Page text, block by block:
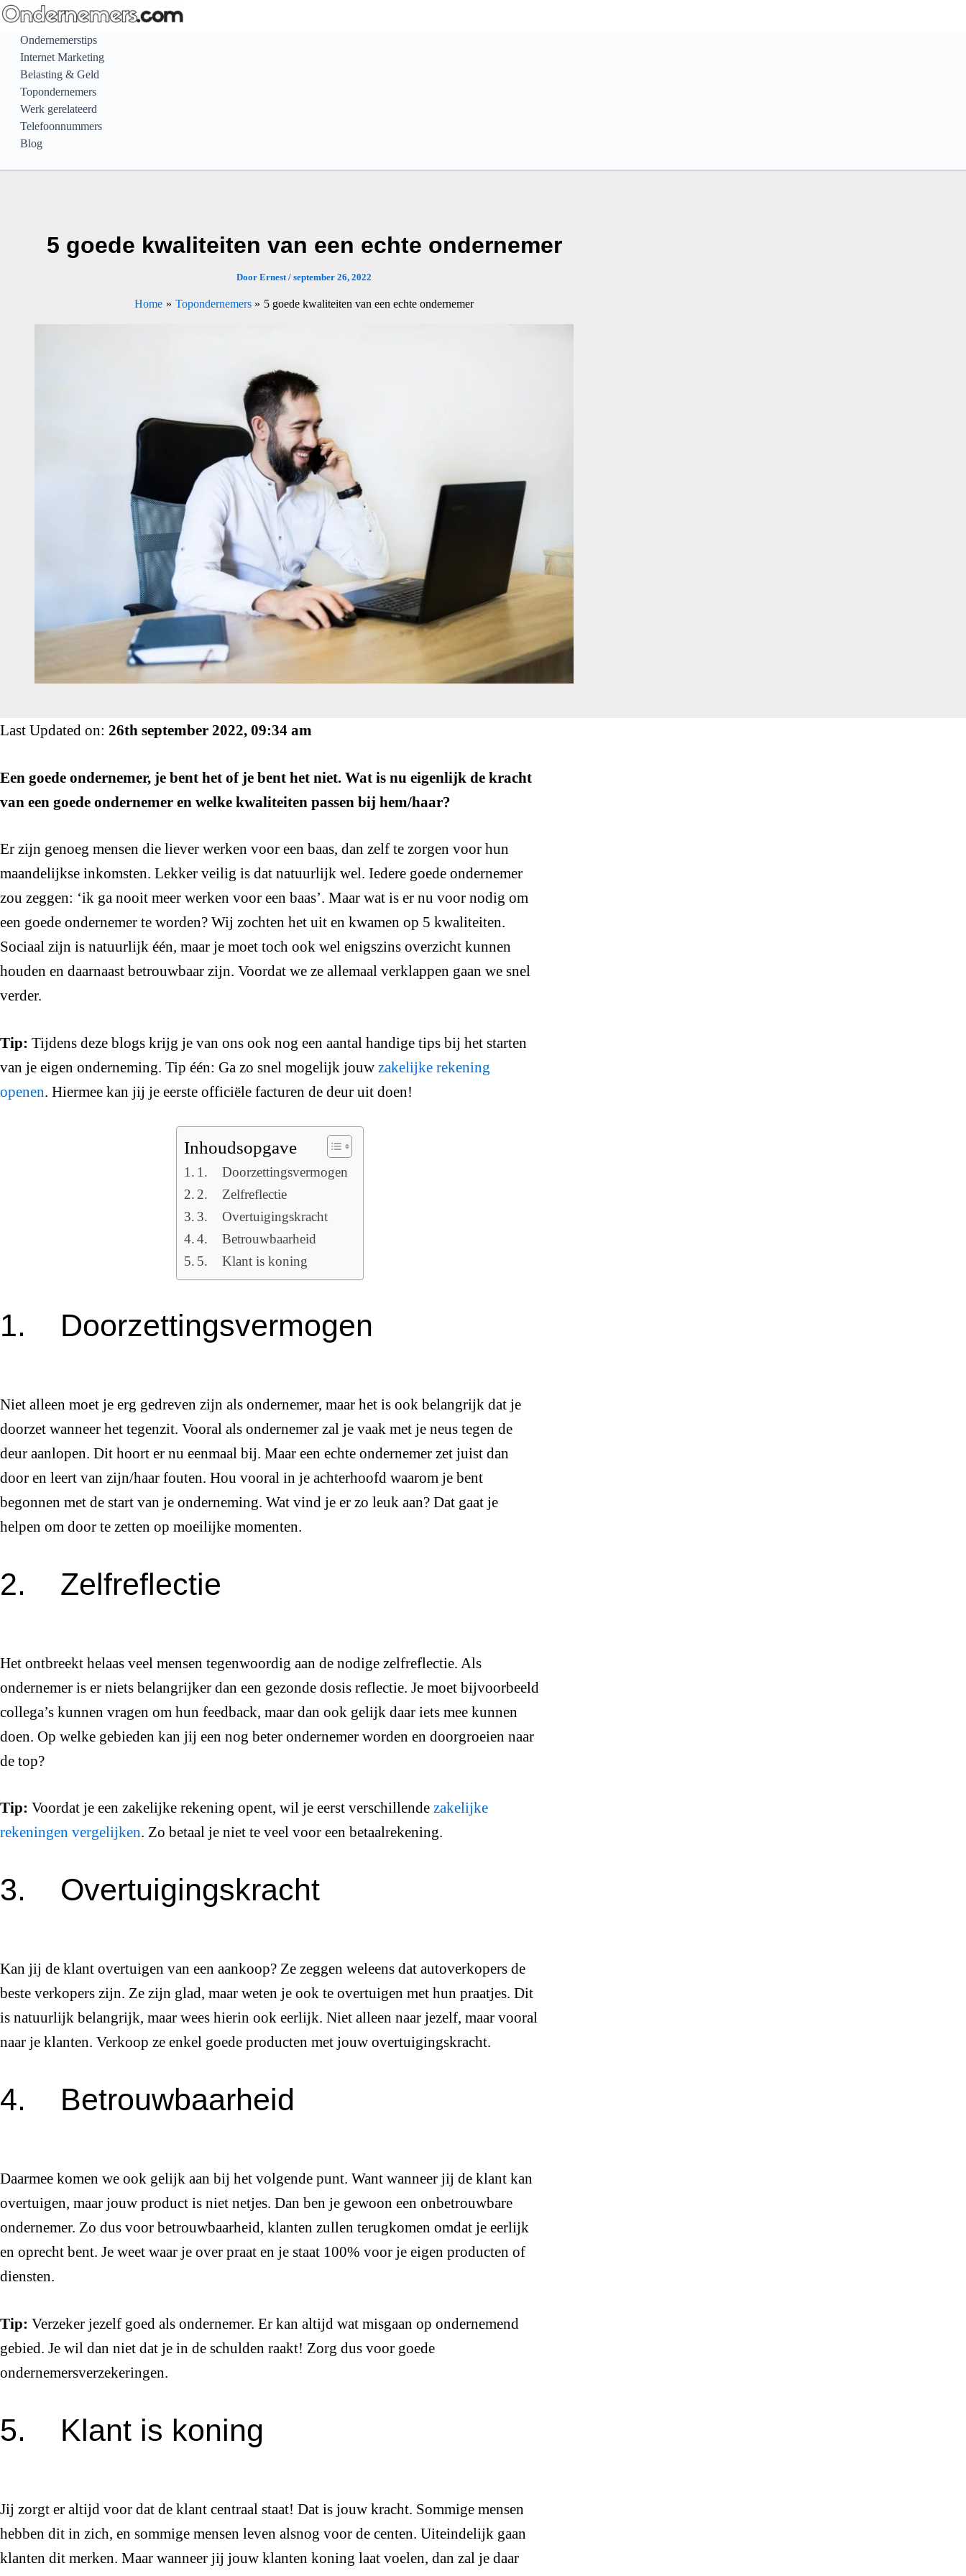
Ga
naar
inhoud
Ondernemerstips
Internet Marketing
Belasting & Geld
Topondernemers
Werk gerelateerd
Telefoonnummers
Blog
5 goede kwaliteiten van een echte ondernemer
Door Ernest/ september 26, 2022
Home Topondernemers 5 goede kwaliteiten van een echte ondernemer
Last Updated on: 26th september 2022, 09:34 am
Een goede ondernemer, je bent het of je bent het niet. Wat is nu eigenlijk de kracht
van een goede ondernemer en welke kwaliteiten passen bij hem/haar?
Er zijn genoeg mensen die liever werken voor een baas, dan zelf te zorgen voor hun
maandelijkse inkomsten. Lekker veilig is dat natuurlijk wel. Iedere goede ondernemer
zou zeggen: ‘ik ga nooit meer werken voor een baas’. Maar wat is er nu voor nodig om
een goede ondernemer te worden? Wij zochten het uit en kwamen op 5 kwaliteiten.
Sociaal zijn is natuurlijk één, maar je moet toch ook wel enigszins overzicht kunnen
houden en daarnaast betrouwbaar zijn. Voordat we ze allemaal verklappen gaan we snel
verder.
Tip: Tijdens deze blogs krijg je van ons ook nog een aantal handige tips bij het starten
van je eigen onderneming. Tip één: Ga zo snel mogelijk jouw zakelijke rekening
openen. Hiermee kan jij je eerste officiële facturen de deur uit doen!
Inhoudsopgave
1. Doorzettingsvermogen
2. Zelfreflectie
3. Overtuigingskracht
4. Betrouwbaarheid
5. Klant is koning
1. Doorzettingsvermogen
Niet alleen moet je erg gedreven zijn als ondernemer, maar het is ook belangrijk dat je
doorzet wanneer het tegenzit. Vooral als ondernemer zal je vaak met je neus tegen de
deur aanlopen. Dit hoort er nu eenmaal bij. Maar een echte ondernemer zet juist dan
door en leert van zijn/haar fouten. Hou vooral in je achterhoofd waarom je bent
begonnen met de start van je onderneming. Wat vind je er zo leuk aan? Dat gaat je
helpen om door te zetten op moeilijke momenten.
2. Zelfreflectie
Het ontbreekt helaas veel mensen tegenwoordig aan de nodige zelfreflectie. Als
ondernemer is er niets belangrijker dan een gezonde dosis reflectie. Je moet bijvoorbeeld
collega’s kunnen vragen om hun feedback, maar dan ook gelijk daar iets mee kunnen
doen. Op welke gebieden kan jij een nog beter ondernemer worden en doorgroeien naar
de top?
Tip: Voordat je een zakelijke rekening opent, wil je eerst verschillende zakelijke
rekeningen vergelijken. Zo betaal je niet te veel voor een betaalrekening.
3. Overtuigingskracht
Kan jij de klant overtuigen van een aankoop? Ze zeggen weleens dat autoverkopers de
beste verkopers zijn. Ze zijn glad, maar weten je ook te overtuigen met hun praatjes. Dit
is natuurlijk belangrijk, maar wees hierin ook eerlijk. Niet alleen naar jezelf, maar vooral
naar je klanten. Verkoop ze enkel goede producten met jouw overtuigingskracht.
4. Betrouwbaarheid
Daarmee komen we ook gelijk aan bij het volgende punt. Want wanneer jij de klant kan
overtuigen, maar jouw product is niet netjes. Dan ben je gewoon een onbetrouwbare
ondernemer. Zo dus voor betrouwbaarheid, klanten zullen terugkomen omdat je eerlijk
en oprecht bent. Je weet waar je over praat en je staat 100% voor je eigen producten of
diensten.
Tip: Verzeker jezelf goed als ondernemer. Er kan altijd wat misgaan op ondernemend
gebied. Je wil dan niet dat je in de schulden raakt! Zorg dus voor goede
ondernemersverzekeringen.
5. Klant is koning
Jij zorgt er altijd voor dat de klant centraal staat! Dat is jouw kracht. Sommige mensen
hebben dit in zich, en sommige mensen leven alsnog voor de centen. Uiteindelijk gaan
klanten dit merken. Maar wanneer jij jouw klanten koning laat voelen, dan zal je daar